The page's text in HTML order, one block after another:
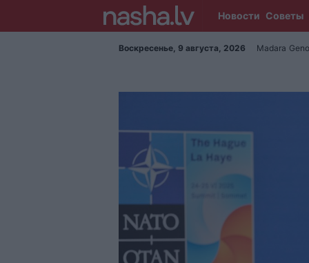
Новости Советы
Воскресенье, 9 августа, 2026 Madara